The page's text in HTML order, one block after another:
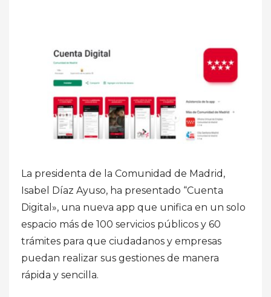
La presidenta de la Comunidad de Madrid,
Isabel Díaz Ayuso, ha presentado “Cuenta
Digital», una nueva app que unifica en un solo
espacio más de 100 servicios públicos y 60
trámites para que ciudadanos y empresas
puedan realizar sus gestiones de manera
rápida y sencilla.